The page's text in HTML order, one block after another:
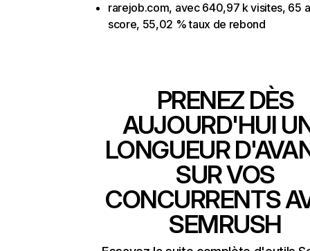
rarejob.com, avec 640,97 k visites, 65
score, 55,02 % taux de rebond
PRENEZ DÈS
AUJOURD'HUI
LONGUEUR
SUR VOS
CONCURRENTS
SEMRUSH